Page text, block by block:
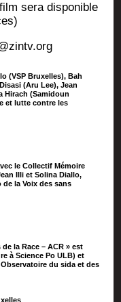
sera dis­po­nible
(VSP Bruxelles), Bah
(Aru Lee), Jean
Hirach (Samidoun
et lutte contre les
le Collectif Mémoire
Illi et Solina Diallo,
de la Voix des sans
la Race – ACR » est
à Science Po ULB) et
Observatoire du sida et des